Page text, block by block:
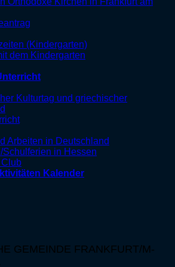
(Kindergarten)
dem Kindergarten
Kulturtag und griechischer
Arbeiten in Deutschland
Schulferien in Hessen
Kalender
GEMEINDE FRANKFURT/M-